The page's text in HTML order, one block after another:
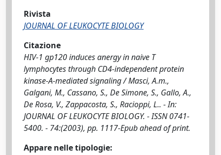
Rivista
JOURNAL OF LEUKOCYTE BIOLOGY
Citazione
HIV-1 gp120 induces anergy in naive T
lymphocytes through CD4-independent protein
kinase-A-mediated signaling / Masci, A.m.,
Galgani, M., Cassano, S., De Simone, S., Gallo, A.,
De Rosa, V., Zappacosta, S., Racioppi, L.. - In:
JOURNAL OF LEUKOCYTE BIOLOGY. - ISSN 0741-
5400. - 74:(2003), pp. 1117-Epub ahead of print.
Appare nelle tipologie: